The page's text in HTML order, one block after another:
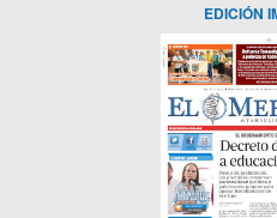
EDICIÓN